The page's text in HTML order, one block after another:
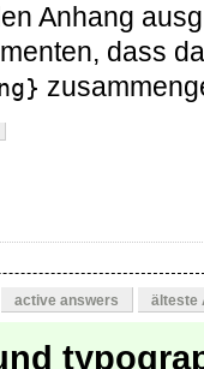
Anhang
dass
active answers älteste